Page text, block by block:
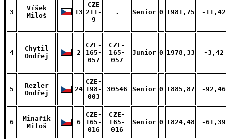
3
Víšek
Miloš
13
CZE
211-
9
. Senior 0 1981,75 -11,42
4
Chytil
Ondřej
2
CZE-
165-
057
CZE-
165-
057
Junior 0 1978,33 -3,42
5
Rezler
Ondřej
24
CZE-
198-
003
30546 Senior 0 1885,87 -92,46
6
Minařík
Miloš
6
CZE-
165-
016
CZE-
165-
016
Senior 0 1824,48 -61,39